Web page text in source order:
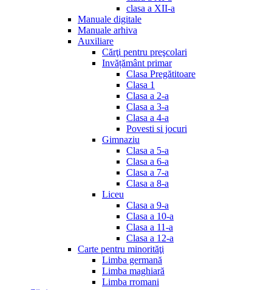
clasa a XII-a
Manuale digitale
Manuale arhiva
Auxiliare
Cărţi pentru preşcolari
Invățământ primar
Clasa Pregătitoare
Clasa 1
Clasa a 2-a
Clasa a 3-a
Clasa a 4-a
Povesti si jocuri
Gimnaziu
Clasa a 5-a
Clasa a 6-a
Clasa a 7-a
Clasa a 8-a
Liceu
Clasa a 9-a
Clasa a 10-a
Clasa a 11-a
Clasa a 12-a
Carte pentru minorităţi
Limba germană
Limba maghiară
Limba rromani